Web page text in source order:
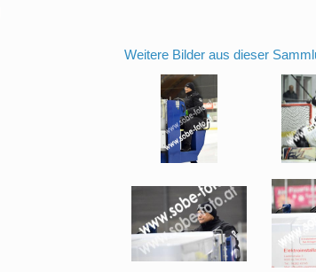
Weitere Bilder aus dieser